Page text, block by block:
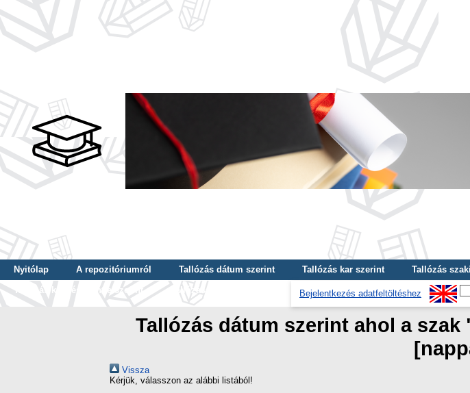
Nyitólap A repozitóriumról Tallózás dátum szerint Tallózás kar szerint Tallózás
Tallózás képzés szintje szerint
Tallózás kulcsszó szerint Bejelentkezés adatfeltöltéshez
Tallózás dátum szerint ahol a
Vissza
Kérjük, válasszon az alábbi listából!